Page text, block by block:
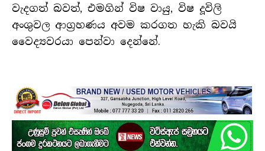
වැදගත් බවත්, එමගින් විෂ වායු, විෂ දූවිලි
අංශුවල ආග්‍රහණය අවම කරගත හැකි බවයි
වෛද්‍යවරයා පෙන්වා දෙන්නේ.